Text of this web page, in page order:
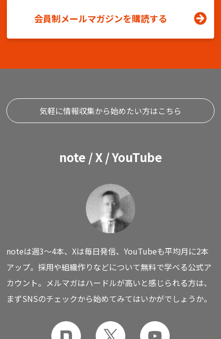
会員制メールマガジンを購読する
気軽に情報収集から始めたい方はこちら
note / X / YouTube
noteは週3〜4本、Xは毎日発信、YouTubeも平均月に2本
アップ。採用や組織作りなどについて無料で学べる公式ア
カウント。 メルマガはハードルが高いと感じられる方は、
まずSNSのチェックから始めてみてはいかがでしょうか。